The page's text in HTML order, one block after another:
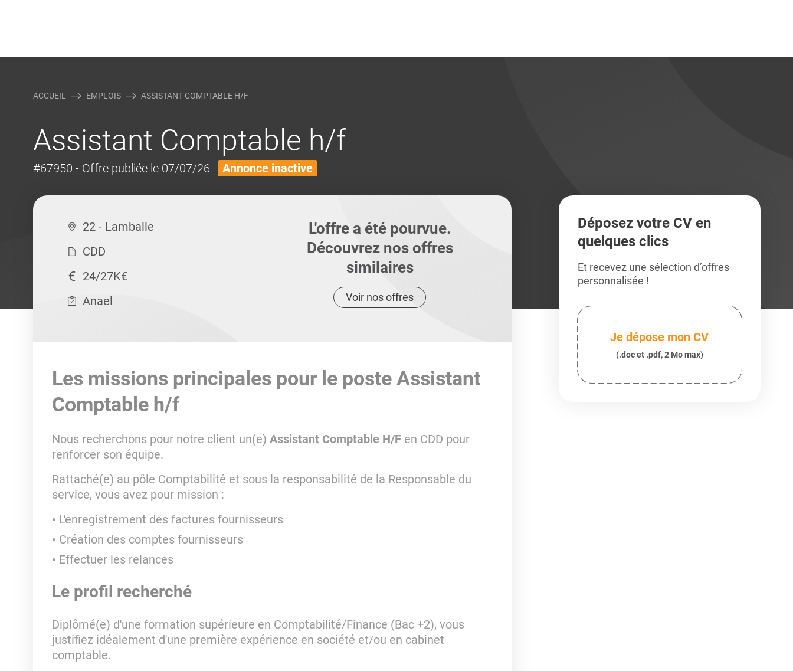
ACCUEIL EMPLOIS ASSISTANT COMPTABLE H/F
Assistant Comptable h/f
#67950 - Offre publiée le 07/07/26 Annonce inactive
22 - Lamballe
CDD
24/27K€
Anael
L'offre a été pourvue.
Découvrez nos offres
similaires
Voir nos offres
Les missions principales pour le poste Assistant
Comptable h/f
Nous recherchons pour notre client un(e) Assistant Comptable H/Fen CDD pour
renforcer son équipe.
Rattaché(e) au pôle Comptabilité et sous la responsabilité de la Responsable du
service, vous avez pour mission :
L'enregistrement des factures fournisseurs
Création des comptes fournisseurs
Effectuer les relances
Le profil recherché
Diplômé(e) d'une formation supérieure en Comptabilité/Finance (Bac +2), vous
justifiez idéalement d'une première expérience en société et/ou en cabinet
comptable.
Déposez votre CV en
quelques clics
Et recevez une sélection d’offres
personnalisée !
Je dépose mon CV
(.doc et .pdf, 2 Mo max)